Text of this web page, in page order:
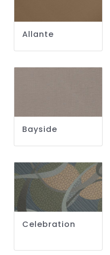
Allante
Bayside
Celebration